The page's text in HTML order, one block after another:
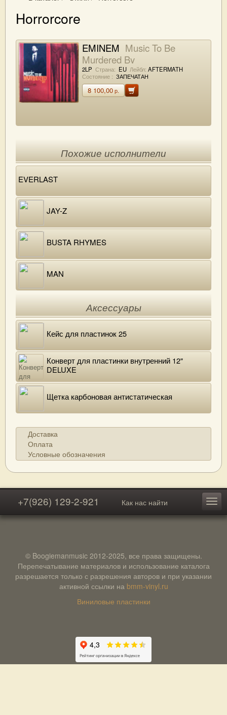
Horrorcore
EMINEM Music To Be
Murdered By
2LP Страна: EU Лейбл: AFTERMATH
Состояние : ЗАПЕЧАТАН
8 100,00р.
Похожие исполнители
EVERLAST
JAY-Z
BUSTA RHYMES
MAN
Аксессуары
Кейс для пластинок 25
Конверт для пластинки внутренний 12"
DELUXE
Щетка карбоновая антистатическая
Доставка
Оплата
Условные обозначения
+7(926) 129-2-921 Как нас найти
© Boogiemanmusic 2012-2025, все права защищены.
Перепечатывание материалов и использование каталога
разрешается только с разрешения авторов и при указании
активной ссылки на bmm-vinyl.ru
Виниловые пластинки